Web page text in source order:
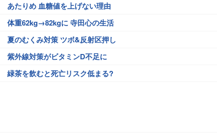
あたりめ 血糖値を上げない理由
体重62kg→82kgに 寺田心の生活
夏のむくみ対策 ツボ&反射区押し
紫外線対策がビタミンD不足に
緑茶を飲むと死亡リスク低まる?